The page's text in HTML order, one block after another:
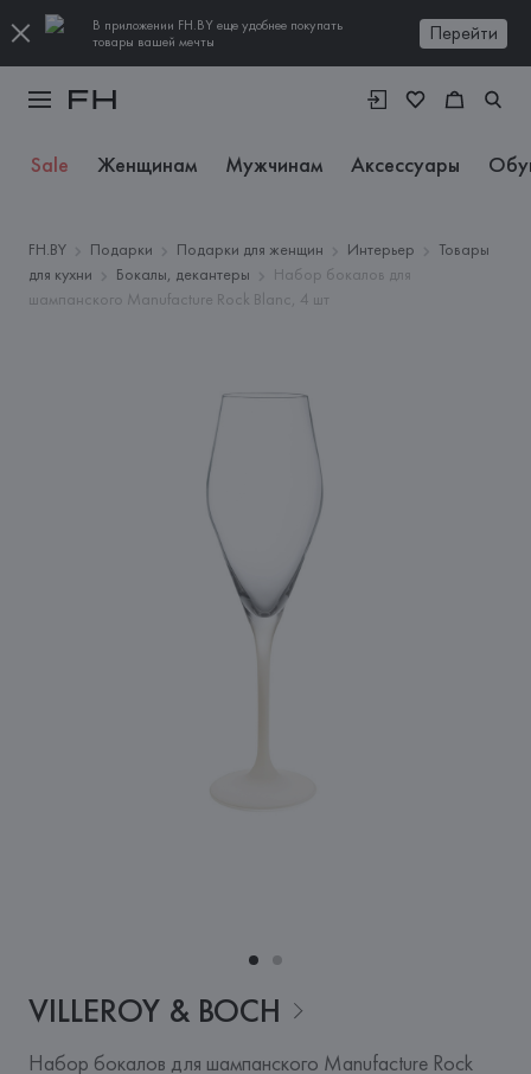
В приложении FH.BY еще удобнее покупать
товары вашей мечты
Перейти
Sale Женщинам Мужчинам Аксессуары
FH.BY Подарки Подарки для женщин Интерьер
Товары
для кухни
Бокалы, декантеры
Набор бокалов для
шампанского Manufacture Rock Blanc, 4 шт
VILLEROY & BOCH
Набор бокалов для шампанского Manufacture Rock